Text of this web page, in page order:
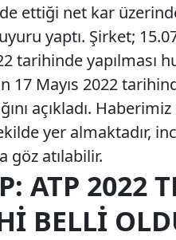
ettiği net kar
yaptı. Şirket;
tarihinde yapılması
17 Mayıs 2022
açıkladı.
yer almaktadır,
göz atılabilir.
ATP 2022
BELLI